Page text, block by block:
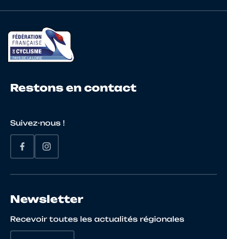
Restons en contact
Suivez-nous !
Newsletter
Recevoir toutes les actualités régionales